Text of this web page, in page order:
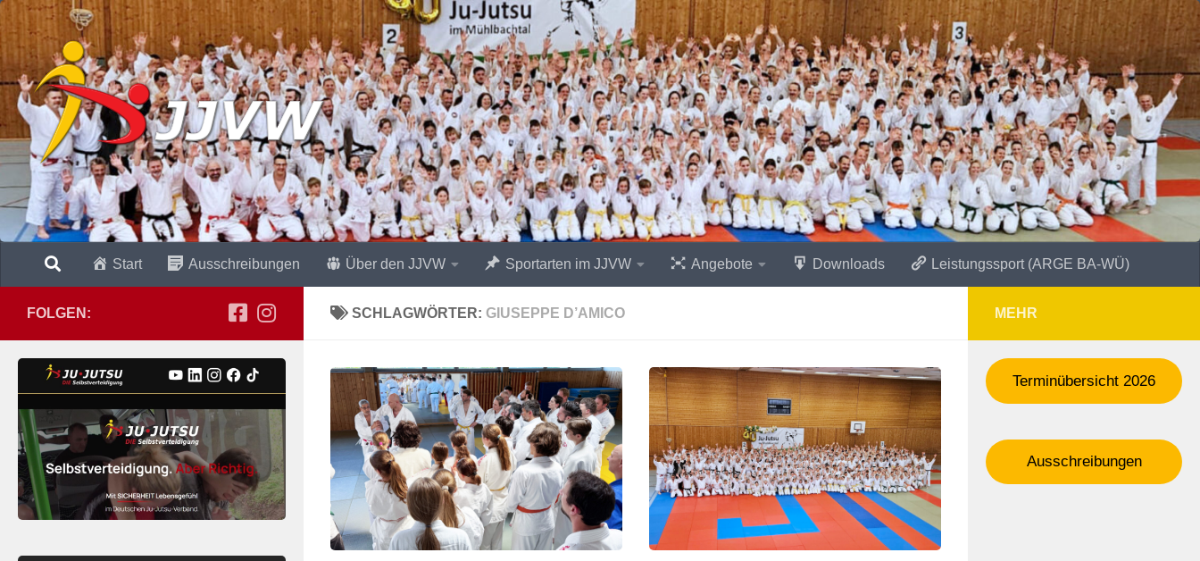
Zum Inhalt springen
Start Ausschreibungen Über den JJVW Sportarten im JJVW Angebote Downloads Leistungssport (ARGE BA-WÜ)
SCHLAGWÖRTER: GIUSEPPE D’AMICO
FOLGEN: MEHR
Terminübersicht 2026
Ausschreibungen